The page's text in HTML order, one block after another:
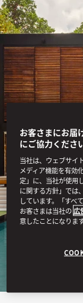
DESARU
STAY
お客さまにお届
にご協力くださ
当社は、ウェブサイ
メディア機能を有効
定」に、当社が使用
に関する方針」では
しています。「すべ
お客さまは当社の 広
意したことになります